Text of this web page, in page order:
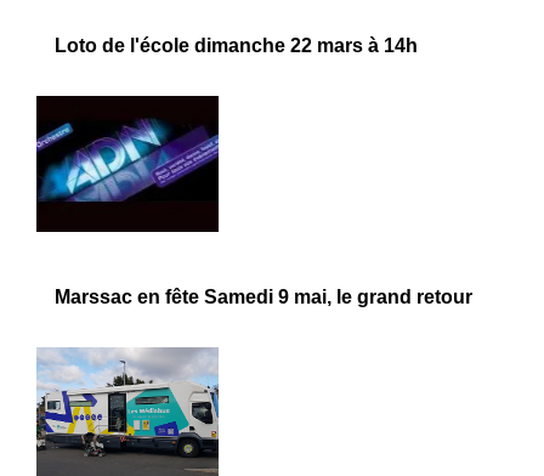
Loto de l'école dimanche 22 mars à 14h
Marssac en fête Samedi 9 mai, le grand retour